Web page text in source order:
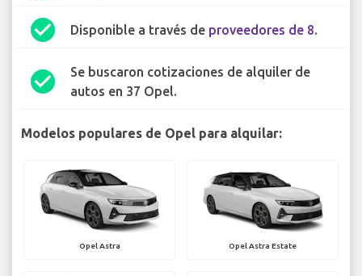
check_circle Disponible a través de proveedores de 8.
check_circle
Se buscaron cotizaciones de alquiler de
autos en 37 Opel.
Modelos populares de Opel para alquilar:
Opel Astra Opel Astra Estate